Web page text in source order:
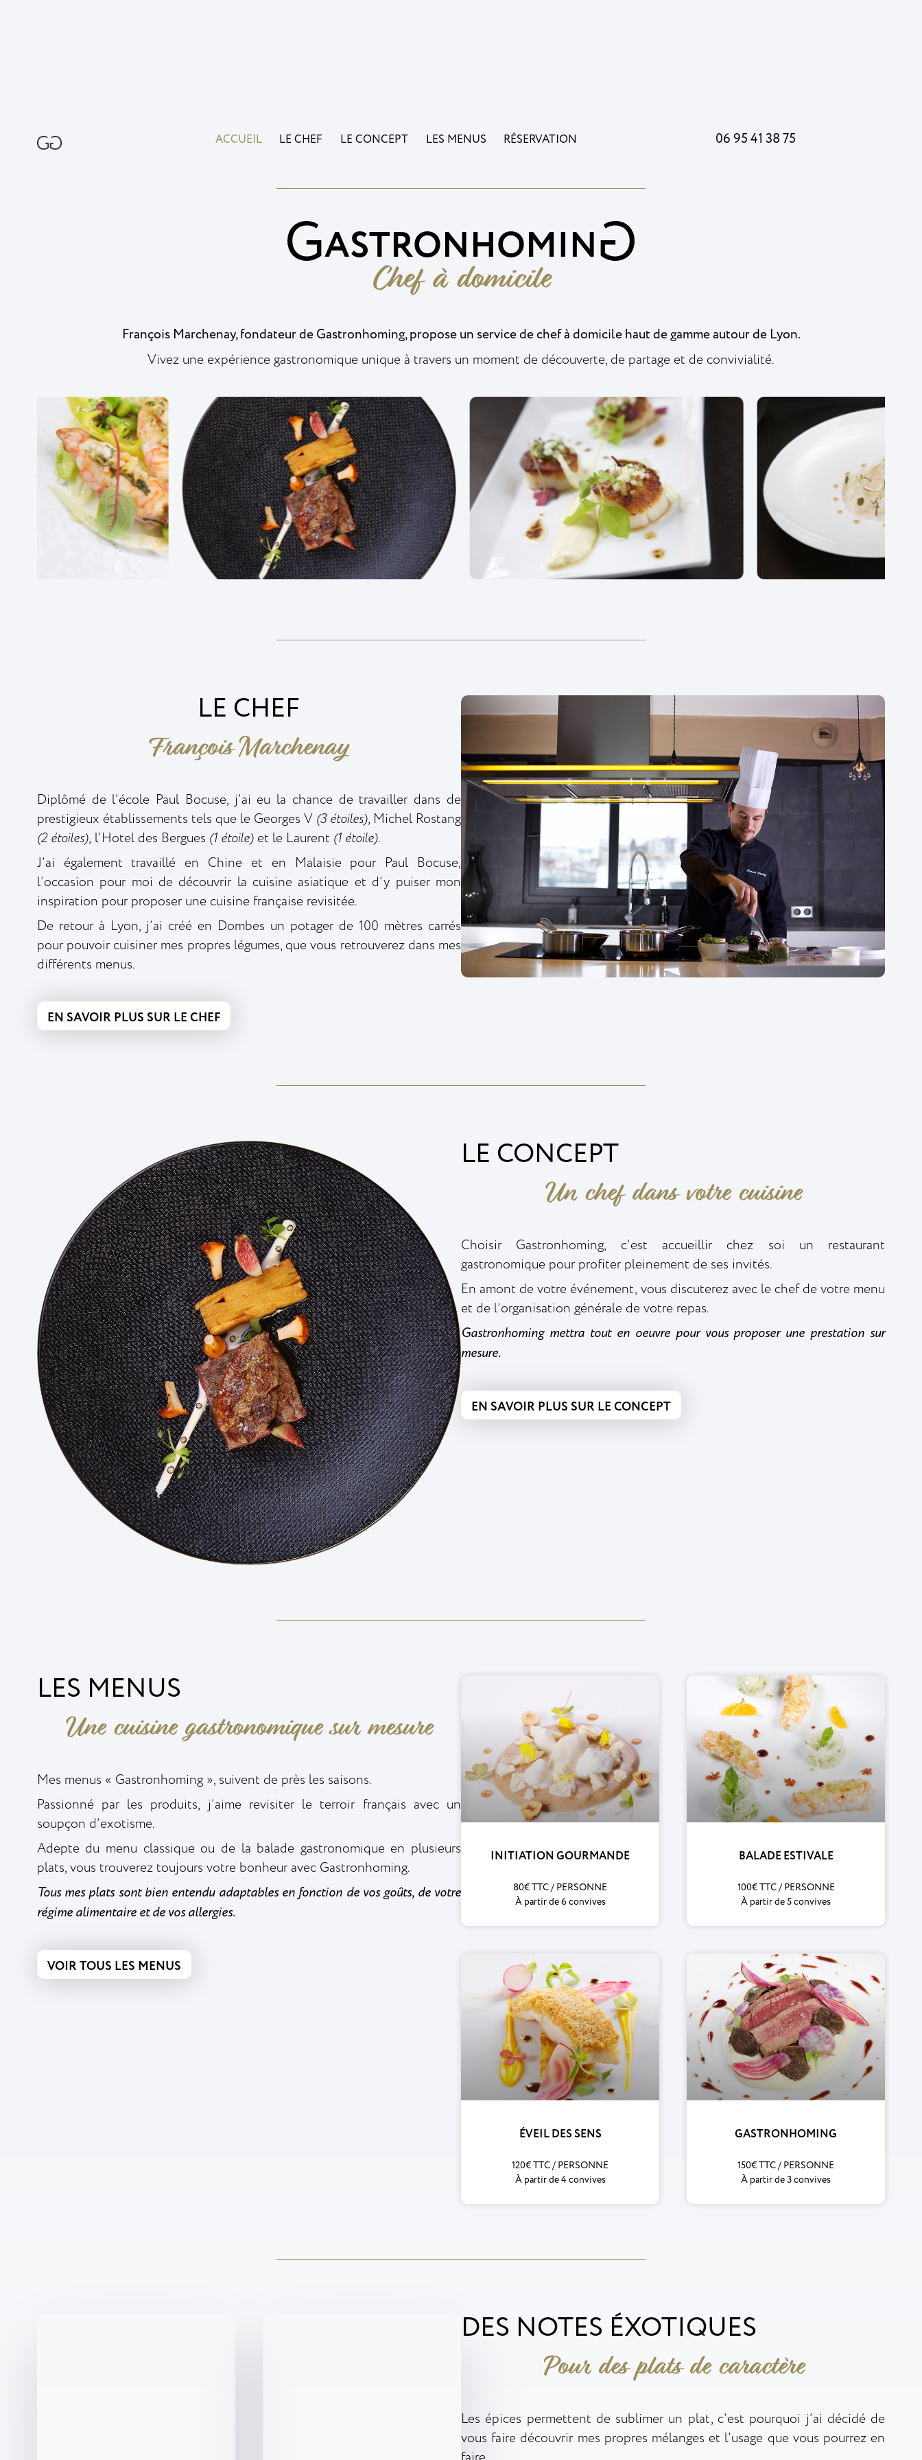
ACCUEIL LE CHEF LE CONCEPT LES MENUS RÉSERVATION 06 95 41 38 75
GASTRONHOMING
Chef à domicile
François Marchenay, fondateur de Gastronhoming, propose un service de chef à domicile haut de gamme autour de Lyon.
Vivez une expérience gastronomique unique à travers un moment de découverte, de partage et de convivialité.
LE CHEF
François Marchenay
Diplômé de l’école Paul Bocuse, j’ai eu la chance de travailler dans de
prestigieux établissements tels que le Georges V (3 étoiles), Michel Rostang
(2 étoiles), l’Hotel des Bergues (1 étoile) et le Laurent (1 étoile).
J’ai également travaillé en Chine et en Malaisie pour Paul Bocuse,
l’occasion pour moi de découvrir la cuisine asiatique et d’y puiser mon
inspiration pour proposer une cuisine française revisitée.
De retour à Lyon, j’ai créé en Dombes un potager de 100 mètres carrés
pour pouvoir cuisiner mes propres légumes, que vous retrouverez dans mes
différents menus.
EN SAVOIR PLUS SUR LE CHEF
LE CONCEPT
Un chef dans votre cuisine
Choisir Gastronhoming, c’est accueillir chez soi un restaurant
gastronomique pour profiter pleinement de ses invités.
En amont de votre événement, vous discuterez avec le chef de votre menu
et de l’organisation générale de votre repas.
Gastronhoming mettra tout en oeuvre pour vous proposer une prestation sur
mesure.
EN SAVOIR PLUS SUR LE CONCEPT
LES MENUS
Une cuisine gastronomique sur mesure
Mes menus « Gastronhoming », suivent de près les saisons.
Passionné par les produits, j’aime revisiter le terroir français avec un
soupçon d’exotisme.
Adepte du menu classique ou de la balade gastronomique en plusieurs
plats, vous trouverez toujours votre bonheur avec Gastronhoming.
Tous mes plats sont bien entendu adaptables en fonction de vos goûts, de votre
régime alimentaire et de vos allergies.
VOIR TOUS LES MENUS
INITIATION GOURMANDE
80€ TTC / PERSONNE
À partir de 6 convives
BALADE ESTIVALE
100€ TTC / PERSONNE
À partir de 5 convives
ÉVEIL DES SENS
120€ TTC / PERSONNE
À partir de 4 convives
GASTRONHOMING
150€ TTC / PERSONNE
À partir de 3 convives
DES NOTES ÉXOTIQUES
Pour des plats de caractère
Les épices permettent de sublimer un plat, c’est pourquoi j’ai décidé de
vous faire découvrir mes propres mélanges et l’usage que vous pourrez en